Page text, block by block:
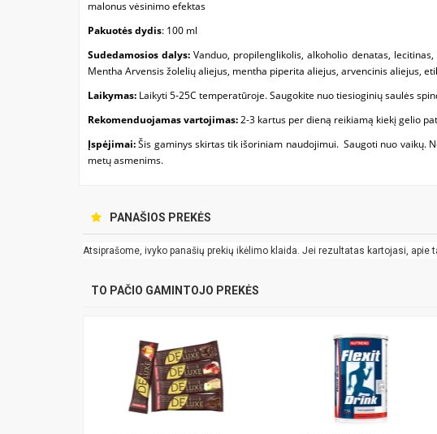
malonus vėsinimo efektas
Pakuotės dydis: 100 ml
Sudedamosios dalys:Vanduo, propilenglikolis, alkoholio denatas,
Mentha Arvensis žolelių aliejus, mentha piperita aliejus, arvencinis aliejus,
Laikymas: Laikyti 5-25C temperatūroje. Saugokite nuo tiesioginių saulės
Rekomenduojamas vartojimas:2-3 kartus per dieną reikiamą kiekį gelio
Įspėjimai:Šis gaminys skirtas tik išoriniam naudojimui. Saugoti nuo vaikų.
metų asmenims.
PANAŠIOS PREKĖS
Atsiprašome, ivyko panašių prekių ikėlimo klaida. Jei rezultatas kartojasi,
TO PAČIO GAMINTOJO PREKĖS